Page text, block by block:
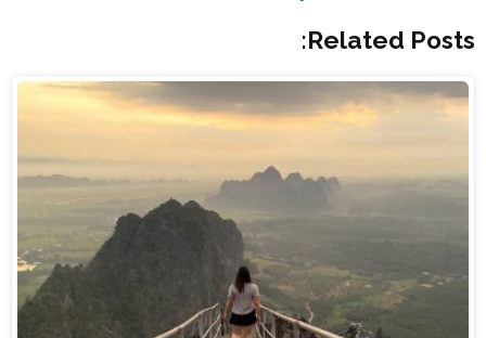
Related Posts: